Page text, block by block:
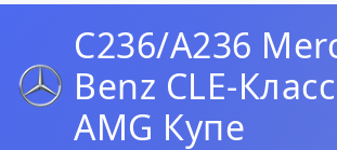
C236/A236
Benz CLE-
AMG Купе